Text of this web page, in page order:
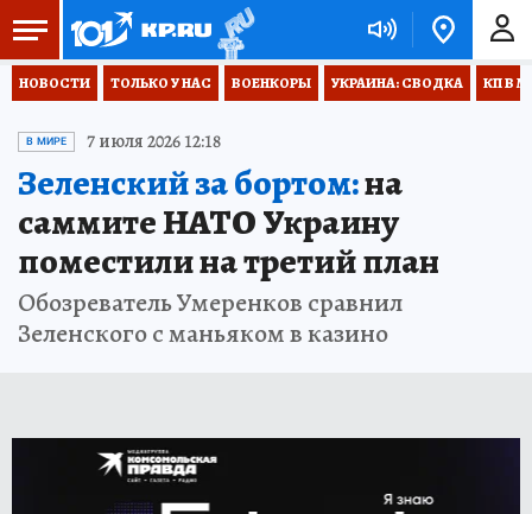
НОВОСТИ ТОЛЬКО У НАС ВОЕНКОРЫ УКРАИНА: СВОДКА КП В
В МИРЕ 7 июля 2026 12:18
Зеленский за бортом:на
саммите НАТО Украину
поместили на третий план
Обозреватель Умеренков сравнил
Зеленского с маньяком в казино